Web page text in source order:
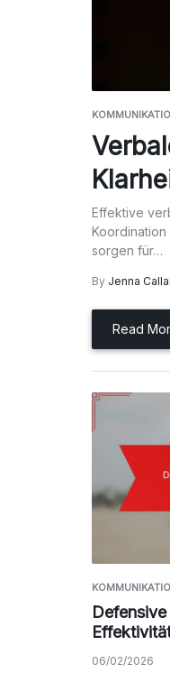
Effektive
sorgen für…
By Jenna
Read
06/02/2026